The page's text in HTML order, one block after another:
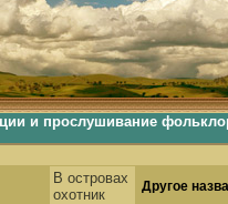
и прослушивание
В островах
охотник
Другое